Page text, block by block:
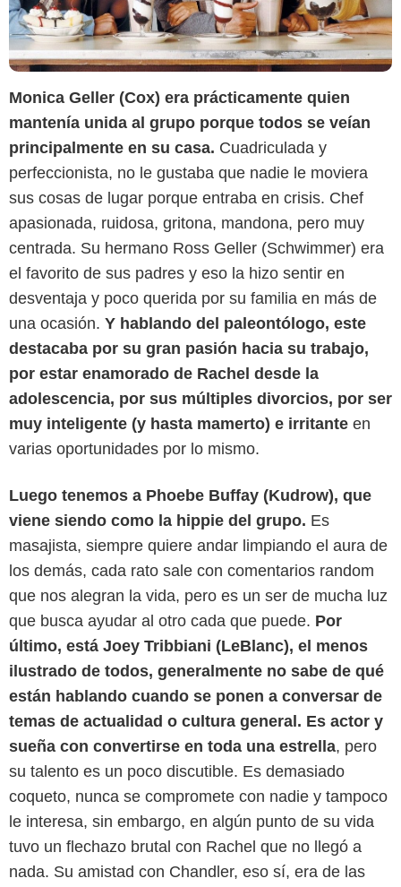
Monica Geller (Cox) era prácticamente quien
mantenía unida al grupo porque todos se veían
principalmente en su casa. Cuadriculada y
perfeccionista, no le gustaba que nadie le moviera
sus cosas de lugar porque entraba en crisis. Chef
apasionada, ruidosa, gritona, mandona, pero muy
centrada. Su hermano Ross Geller (Schwimmer) era
el favorito de sus padres y eso la hizo sentir en
desventaja y poco querida por su familia en más de
una ocasión. Y hablando del paleontólogo, este
destacaba por su gran pasión hacia su trabajo,
por estar enamorado de Rachel desde la
adolescencia, por sus múltiples divorcios, por ser
muy inteligente (y hasta mamerto) e irritante en
varias oportunidades por lo mismo.
Luego tenemos a Phoebe Buffay (Kudrow), que
viene siendo como la hippie del grupo. Es
masajista, siempre quiere andar limpiando el aura de
los demás, cada rato sale con comentarios random
que nos alegran la vida, pero es un ser de mucha luz
que busca ayudar al otro cada que puede. Por
último, está Joey Tribbiani (LeBlanc), el menos
ilustrado de todos, generalmente no sabe de qué
están hablando cuando se ponen a conversar de
temas de actualidad o cultura general. Es actor y
sueña con convertirse en toda una estrella, pero
su talento es un poco discutible. Es demasiado
coqueto, nunca se compromete con nadie y tampoco
le interesa, sin embargo, en algún punto de su vida
tuvo un flechazo brutal con Rachel que no llegó a
nada. Su amistad con Chandler, eso sí, era de las